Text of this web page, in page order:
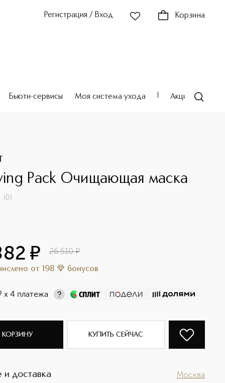
Регистрация / Вход Корзина
Бьюти-сервисы Моя система ухода Акции
Pack Очищающая маска
(0)
¤ 26 510 ¤
от 198 бонусов
х 4 платежа
КОРЗИНУ КУПИТЬ СЕЙЧАС
и доставка Москва